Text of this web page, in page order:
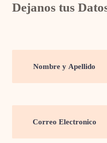
Dejanos tus